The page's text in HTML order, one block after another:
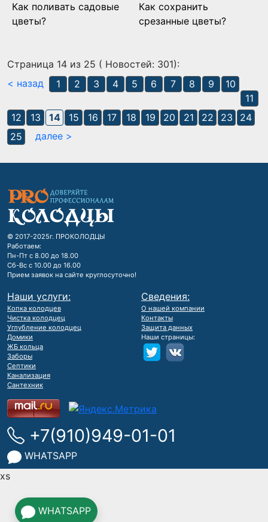
Как поливать садовые
цветы?
Как сохранить
срезанные цветы?
Страница 14 из 25 ( Новостей: 301):
< назад
1 2 3 4 5 6 7 8 9
10
11
12
13 14 15 16 17 18 19 20 21 22 23
24
25
далее >
© 2017-2025г. ПРОКОЛОДЦЫ
Работаем:
Пн-Пт с 8.00 до 18.00
Сб-Вс с 10.00 до 16.00
Прием заявок на сайте круглосуточно!
Наши услуги:
Копка колодцев
Чистка колодцец
Углубление колодцец
Домики
ЖБ кольца
Заборы
Септики
Канализация
Сантехник
Сведения:
О нашей компании
Контакты
Защита данных
Наши страницы:
+7(910)949-01-01
WHATSAPP
WHATSAPP